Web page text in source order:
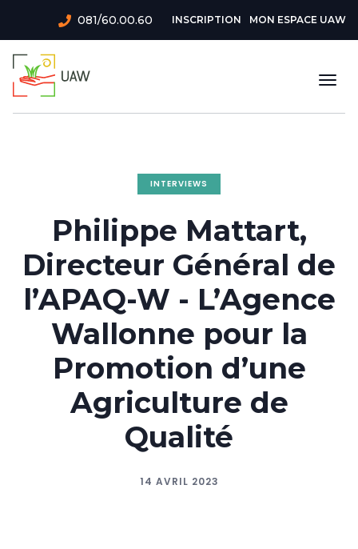
contenu
principal
081/60.00.60
Menu
du
de
INSCRIPTION MON ESPACE UAW
INTERVIEWS
Philippe Mattart,
Directeur Général de
l’APAQ-W - L’Agence
Wallonne pour la
Promotion d’une
Agriculture de
Qualité
14 AVRIL 2023